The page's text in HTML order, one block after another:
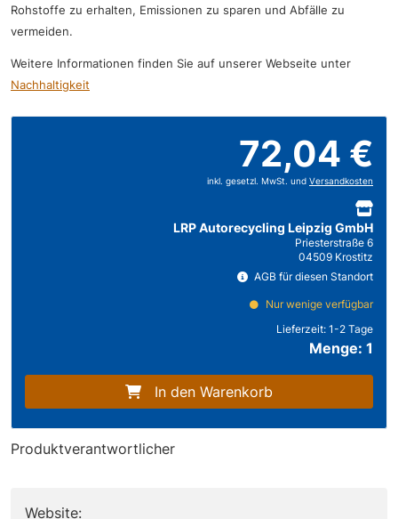
Rohstoffe zu erhalten, Emissionen zu sparen und Abfälle zu
vermeiden.
Weitere Informationen finden Sie auf unserer Webseite unter
Nachhaltigkeit
72,04 €
inkl. gesetzl. MwSt. und Versandkosten
LRP Autorecycling Leipzig GmbH
Priesterstraße 6
04509 Krostitz
AGB für diesen Standort
Nur wenige verfügbar
Lieferzeit: 1-2 Tage
Menge: 1
In den Warenkorb
Produktverantwortlicher
Website: